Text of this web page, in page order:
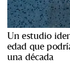
Un estudio
edad que
una década